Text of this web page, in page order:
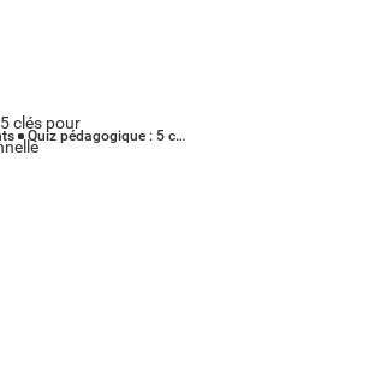
clés pour
Quiz pédagogique : 5 clés pour l'efficacité opérationnelle